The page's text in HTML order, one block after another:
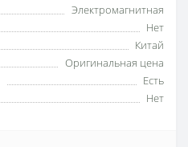
Электромагнитная
Нет
Китай
Оригинальная цена
Есть
Нет